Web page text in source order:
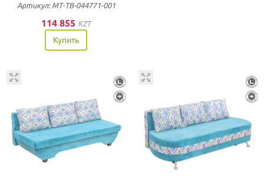
Артикул: МТ-ТВ-044771-001
114 855 KZT
Купить